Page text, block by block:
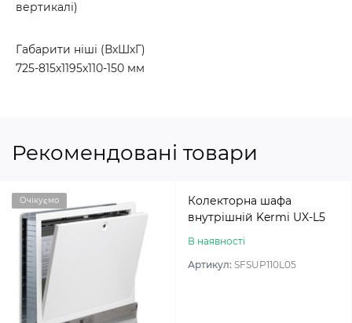
вертикалі)
Габарити ніші (ВхШхГ)
725-815х1195х110-150 мм
Рекомендовані товари
Очікуємо
Колекторна шафа
внутрішній Kermi UX-L5
В наявності
Артикул: SFSUP110L05